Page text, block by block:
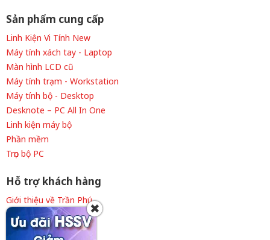
Sản phẩm cung cấp
Linh Kiện Vi Tính New
Máy tính xách tay - Laptop
Màn hình LCD cũ
Máy tính trạm - Workstation
Máy tính bộ - Desktop
Desknote – PC All In One
Linh kiện máy bộ
Phần mềm
Trọn bộ PC
Hỗ trợ khách hàng
Giới thiệu về Trần Phú
Thông tin tuyển dụng
Liên hệ cửa hàng
✖